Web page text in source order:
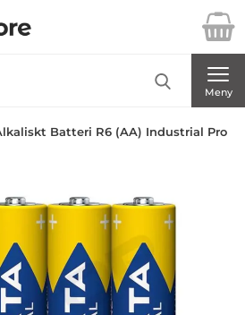
för Danira Telecom AB
Meny
Batteri R6 (AA) Industrial Pro